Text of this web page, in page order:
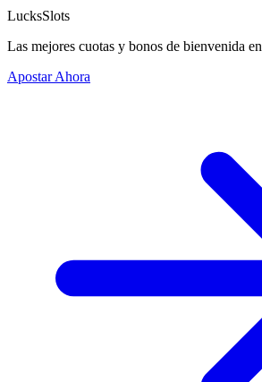
LucksSlots
Las mejores cuotas y bonos de bienvenida
Apostar Ahora